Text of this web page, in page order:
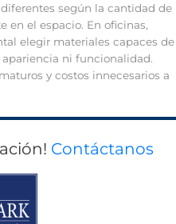
según la cantidad de
en el espacio. En oficinas,
elegir materiales capaces de
ni funcionalidad.
y costos innecesarios a
Contáctanos